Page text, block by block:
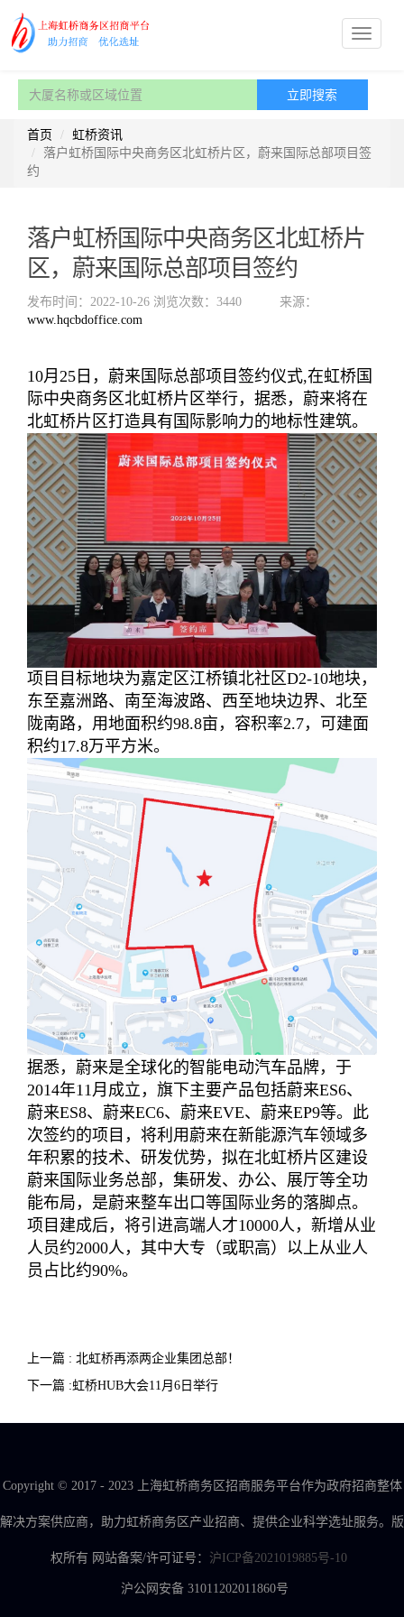
首页
虹桥资讯
落户虹桥国际中央商务区北虹桥片区，蔚来国际总部项目签
约
落户虹桥国际中央商务区北虹桥片
区，蔚来国际总部项目签约
发布时间：2022-10-26 浏览次数：3440
来源：
www.hqcbdoffice.com
10月25日， 蔚来国际总部项目签约仪式,在虹桥国
际中央商务区北虹桥片区举行， 据悉，蔚来将在
北虹桥片区打造具有国际影响力的地标性建筑。
项目目标地块为嘉定区江桥镇北社区D2-10地块，
东至嘉洲路、南至海波路、西至地块边界、北至
陇南路，用地面积约98.8亩，容积率2.7，可建面
积约17.8万平方米。
据悉，蔚来是全球化的智能电动汽车品牌，于
2014年11月成立，旗下主要产品包括蔚来ES6、
蔚来ES8、蔚来EC6、蔚来EVE、蔚来EP9等。此
次签约的项目，将利用蔚来在新能源汽车领域多
年积累的技术、研发优势，拟在北虹桥片区建设
蔚来国际业务总部，集研发、办公、展厅等全功
能布局，是蔚来整车出口等国际业务的落脚点。
项目建成后，将引进高端人才10000人，新增从业
人员约2000人，其中大专（或职高）以上从业人
员占比约90%。
上一篇 : 北虹桥再添两企业集团总部！
下一篇 :虹桥HUB大会11月6日举行
Copyright © 2017 - 2023 上海虹桥商务区招商服务平台作为政府招商整体
解决方案供应商，助力虹桥商务区产业招商、提供企业科学选址服务。版
权所有 网站备案/许可证号： 沪ICP备2021019885号-10
沪公网安备 31011202011860号